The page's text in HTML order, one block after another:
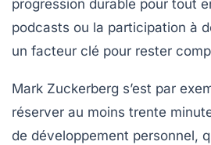
progression durable pour tout
podcasts ou la participation à
un facteur clé pour rester
Mark Zuckerberg s’est par
réserver au moins trente
de développement personnel,